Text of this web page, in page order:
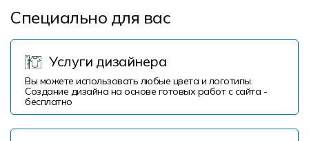
Специально для вас
Услуги дизайнера
Вы можете использовать любые цвета и логотипы.
Создание дизайна на основе готовых работ с сайта -
бесплатно